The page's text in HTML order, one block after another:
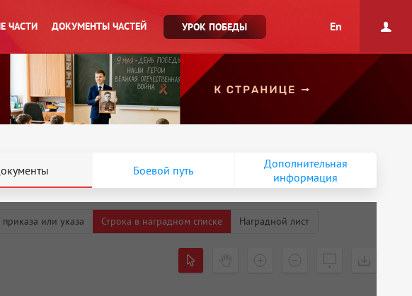
ЧАСТИ ДОКУМЕНТЫ ЧАСТЕЙ УРОК ПОБЕДЫ En
Боевой путь
Дополнительная
информация
или указа Строка в наградном списке Наградной лист